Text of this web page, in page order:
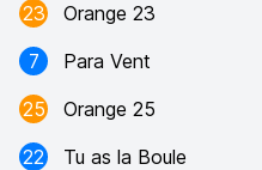
23
Orange 23
7
Para Vent
25
Orange 25
22
Tu as la Boule